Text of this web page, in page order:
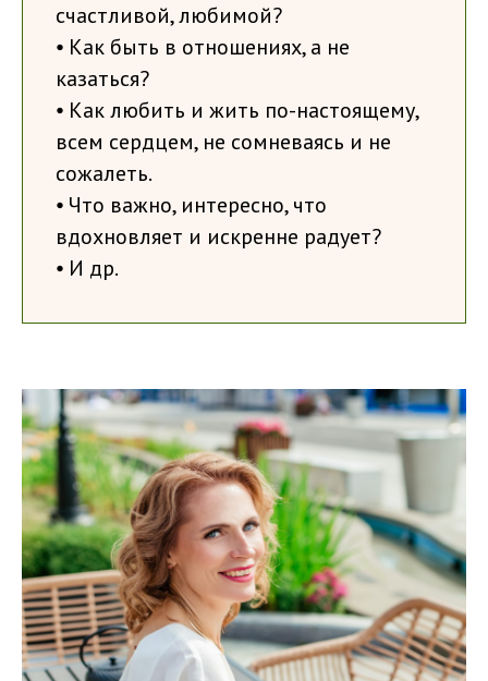
счастливой, любимой?
⦁ Как быть в отношениях, а не
казаться?
⦁ Как любить и жить по-настоящему,
всем сердцем, не сомневаясь и не
сожалеть.
⦁ Что важно, интересно, что
вдохновляет и искренне радует?
⦁ И др.